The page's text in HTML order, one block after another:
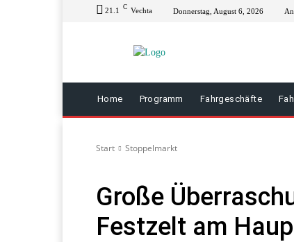
21.1 C Vechta Donnerstag, August 6, 2026
Home Programm Fahrgeschäfte
Start Stoppelmarkt
Große
Festzelt am